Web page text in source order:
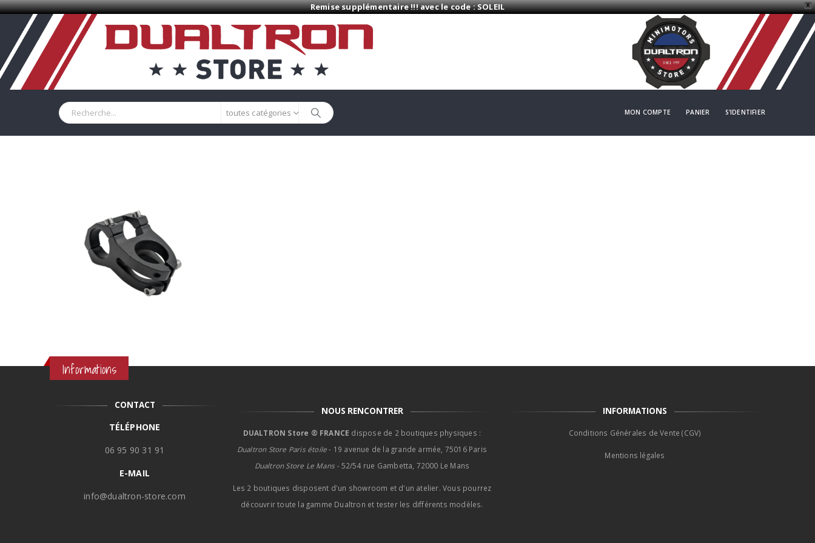
X
Remise supplémentaire !!! avec le code : SOLEIL
toutes catégories MON COMPTE PANIER S'IDENTIFIER
Informations
CONTACT
TÉLÉPHONE
06 95 90 31 91
E-MAIL
info@dualtron-store.com
NOUS RENCONTRER
DUALTRON Store ® FRANCE dispose de 2 boutiques physiques :
Dualtron Store Paris étoile- 19 avenue de la grande armée, 75016 Paris
Dualtron Store Le Mans - 52/54 rue Gambetta, 72000 Le Mans
Les 2 boutiques disposent d'un showroom et d'un atelier. Vous pourrez
découvrir toute la gamme Dualtron et tester les différents modèles.
INFORMATIONS
Conditions Générales de Vente (CGV)
Mentions légales